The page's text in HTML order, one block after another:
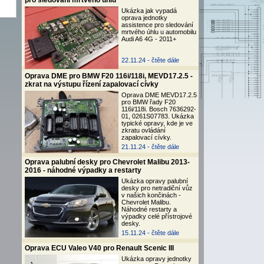
Ukázka jak vypadá
oprava jednotky
assistence pro sledování
mrtvého úhlu u automobilu
Audi A6 4G - 2011+
22.11.24 - čtěte dále
Oprava DME pro BMW F20 116i/118i, MEVD17.2.5 -
zkrat na výstupu řízení zapalovací cívky
Oprava DME MEVD17.2.5
pro BMW řady F20
116i/118i. Bosch 7636292-
01, 0261S07783. Ukázka
typické opravy, kde je ve
zkratu ovládání
zapalovací cívky.
21.11.24 - čtěte dále
Oprava palubní desky pro Chevrolet Malibu 2013-
2016 - náhodné výpadky a restarty
Ukázka opravy palubní
desky pro netradiční vůz
v našich končinách -
Chevrolet Malibu.
Náhodné restarty a
výpadky celé přístrojové
desky.
15.11.24 - čtěte dále
Oprava ECU Valeo V40 pro Renault Scenic III
Ukázka opravy jednotky